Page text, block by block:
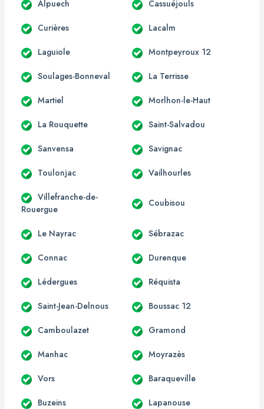
Alpuech Cassuéjouls
Curières Lacalm
Laguiole Montpeyroux 12
Soulages-Bonneval La Terrisse
Martiel Morlhon-le-Haut
La Rouquette Saint-Salvadou
Sanvensa Savignac
Toulonjac Vailhourles
Villefranche-de-
Rouergue
Coubisou
Le Nayrac Sébrazac
Connac Durenque
Lédergues Réquista
Saint-Jean-Delnous Boussac 12
Camboulazet Gramond
Manhac Moyrazès
Vors Baraqueville
Buzeins Lapanouse